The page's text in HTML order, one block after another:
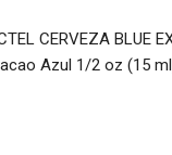
CERVEZA BLUE
Azul 1/2 oz (15